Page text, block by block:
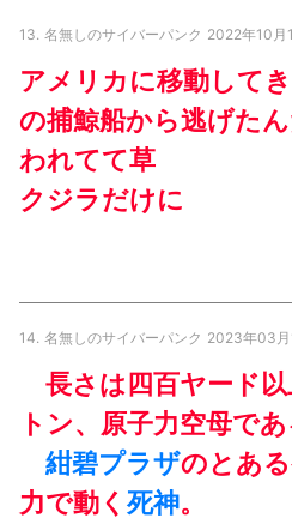
13. 名無しのサイバーパンク 2022年10月
アメリカに移動して
の捕鯨船から逃げた
われてて草
クジラだけに
14. 名無しのサイバーパンク 2023年03
長さは四百ヤード以
トン、原子力空母であ
紺碧プラザのとあ
力で動く 死神。